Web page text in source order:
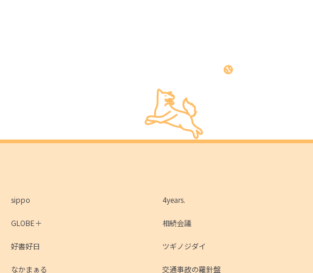
sippo
GLOBE＋
好書好日
なかまぁる
4years.
相続会議
ツギノジダイ
交通事故の羅針盤